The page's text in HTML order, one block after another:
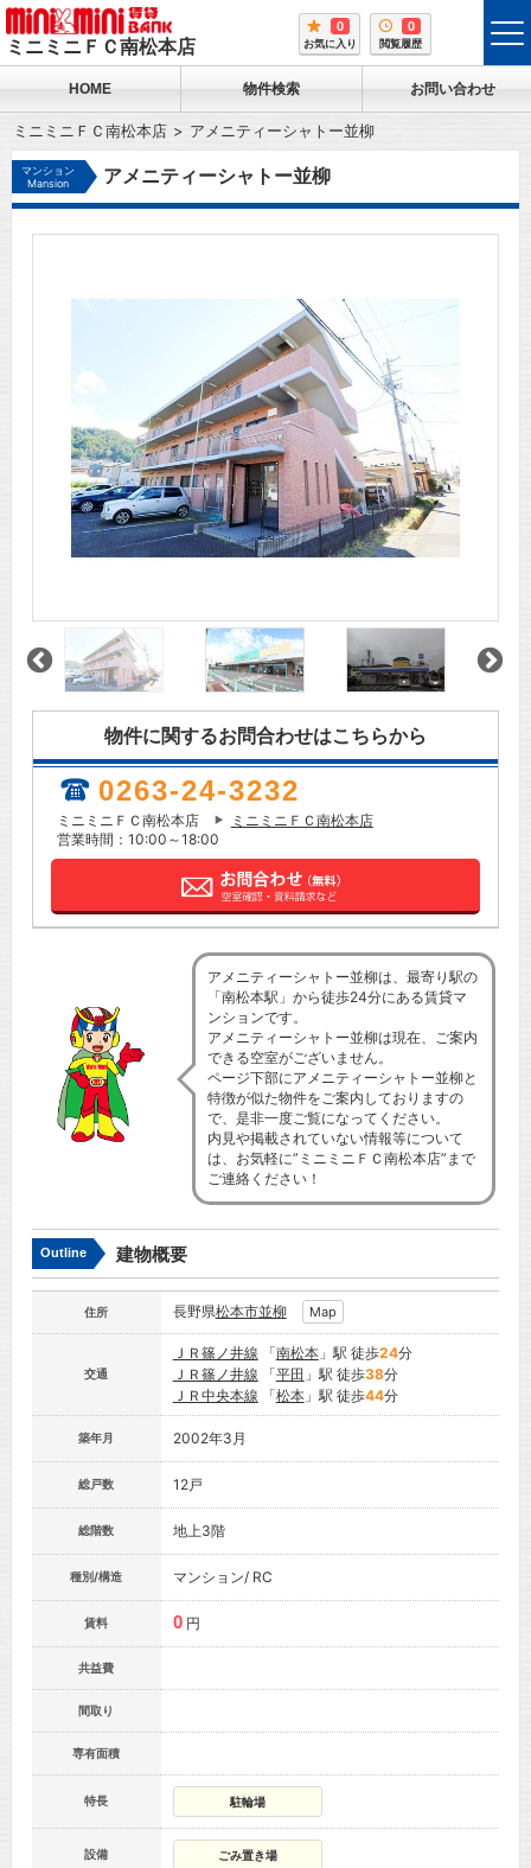
ミニミニＦＣ南松本店
0
お気に入り
0
閲覧履歴
HOME 物件検索 お問い合わせ
ミニミニＦＣ南松本店 アメニティーシャトー並柳
マンション
Mansion
アメニティーシャトー並柳
物件に関するお問合わせはこちらから
0263-24-3232
ミニミニＦＣ南松本店
ミニミニＦＣ南松本店
営業時間：10:00～18:00
アメニティーシャトー並柳は、最寄り駅の
「南松本駅」から徒歩24分にある賃貸マ
ンションです。
アメニティーシャトー並柳は現在、ご案内
できる空室がございません。
ページ下部にアメニティーシャトー並柳と
特徴が似た物件をご案内しておりますの
で、是非一度ご覧になってください。
内見や掲載されていない情報等について
は、お気軽に”ミニミニＦＣ南松本店”まで
ご連絡ください！
Outline 建物概要
住所 長野県松本市並柳 Map
交通
ＪＲ篠ノ井線 「南松本」駅 徒歩24分
ＪＲ篠ノ井線 「平田 」駅 徒歩38分
ＪＲ中央本線 「松本」駅 徒歩44分
築年月 2002年3月
総戸数 12戸
総階数 地上3階
種別/構造 マンション/ RC
賃料 0 円
共益費
間取り
専有面積
特長 駐輪場
設備 ごみ置き場